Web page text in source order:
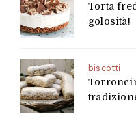
Torta
golosità!
biscotti